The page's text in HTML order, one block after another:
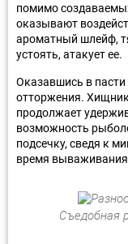
помимо
оказывают
ароматный шлейф,
устоять, атакует ее.
Оказавшись в
отторжения.
продолжает
возможность
подсечку, сведя к
время
Съедобная